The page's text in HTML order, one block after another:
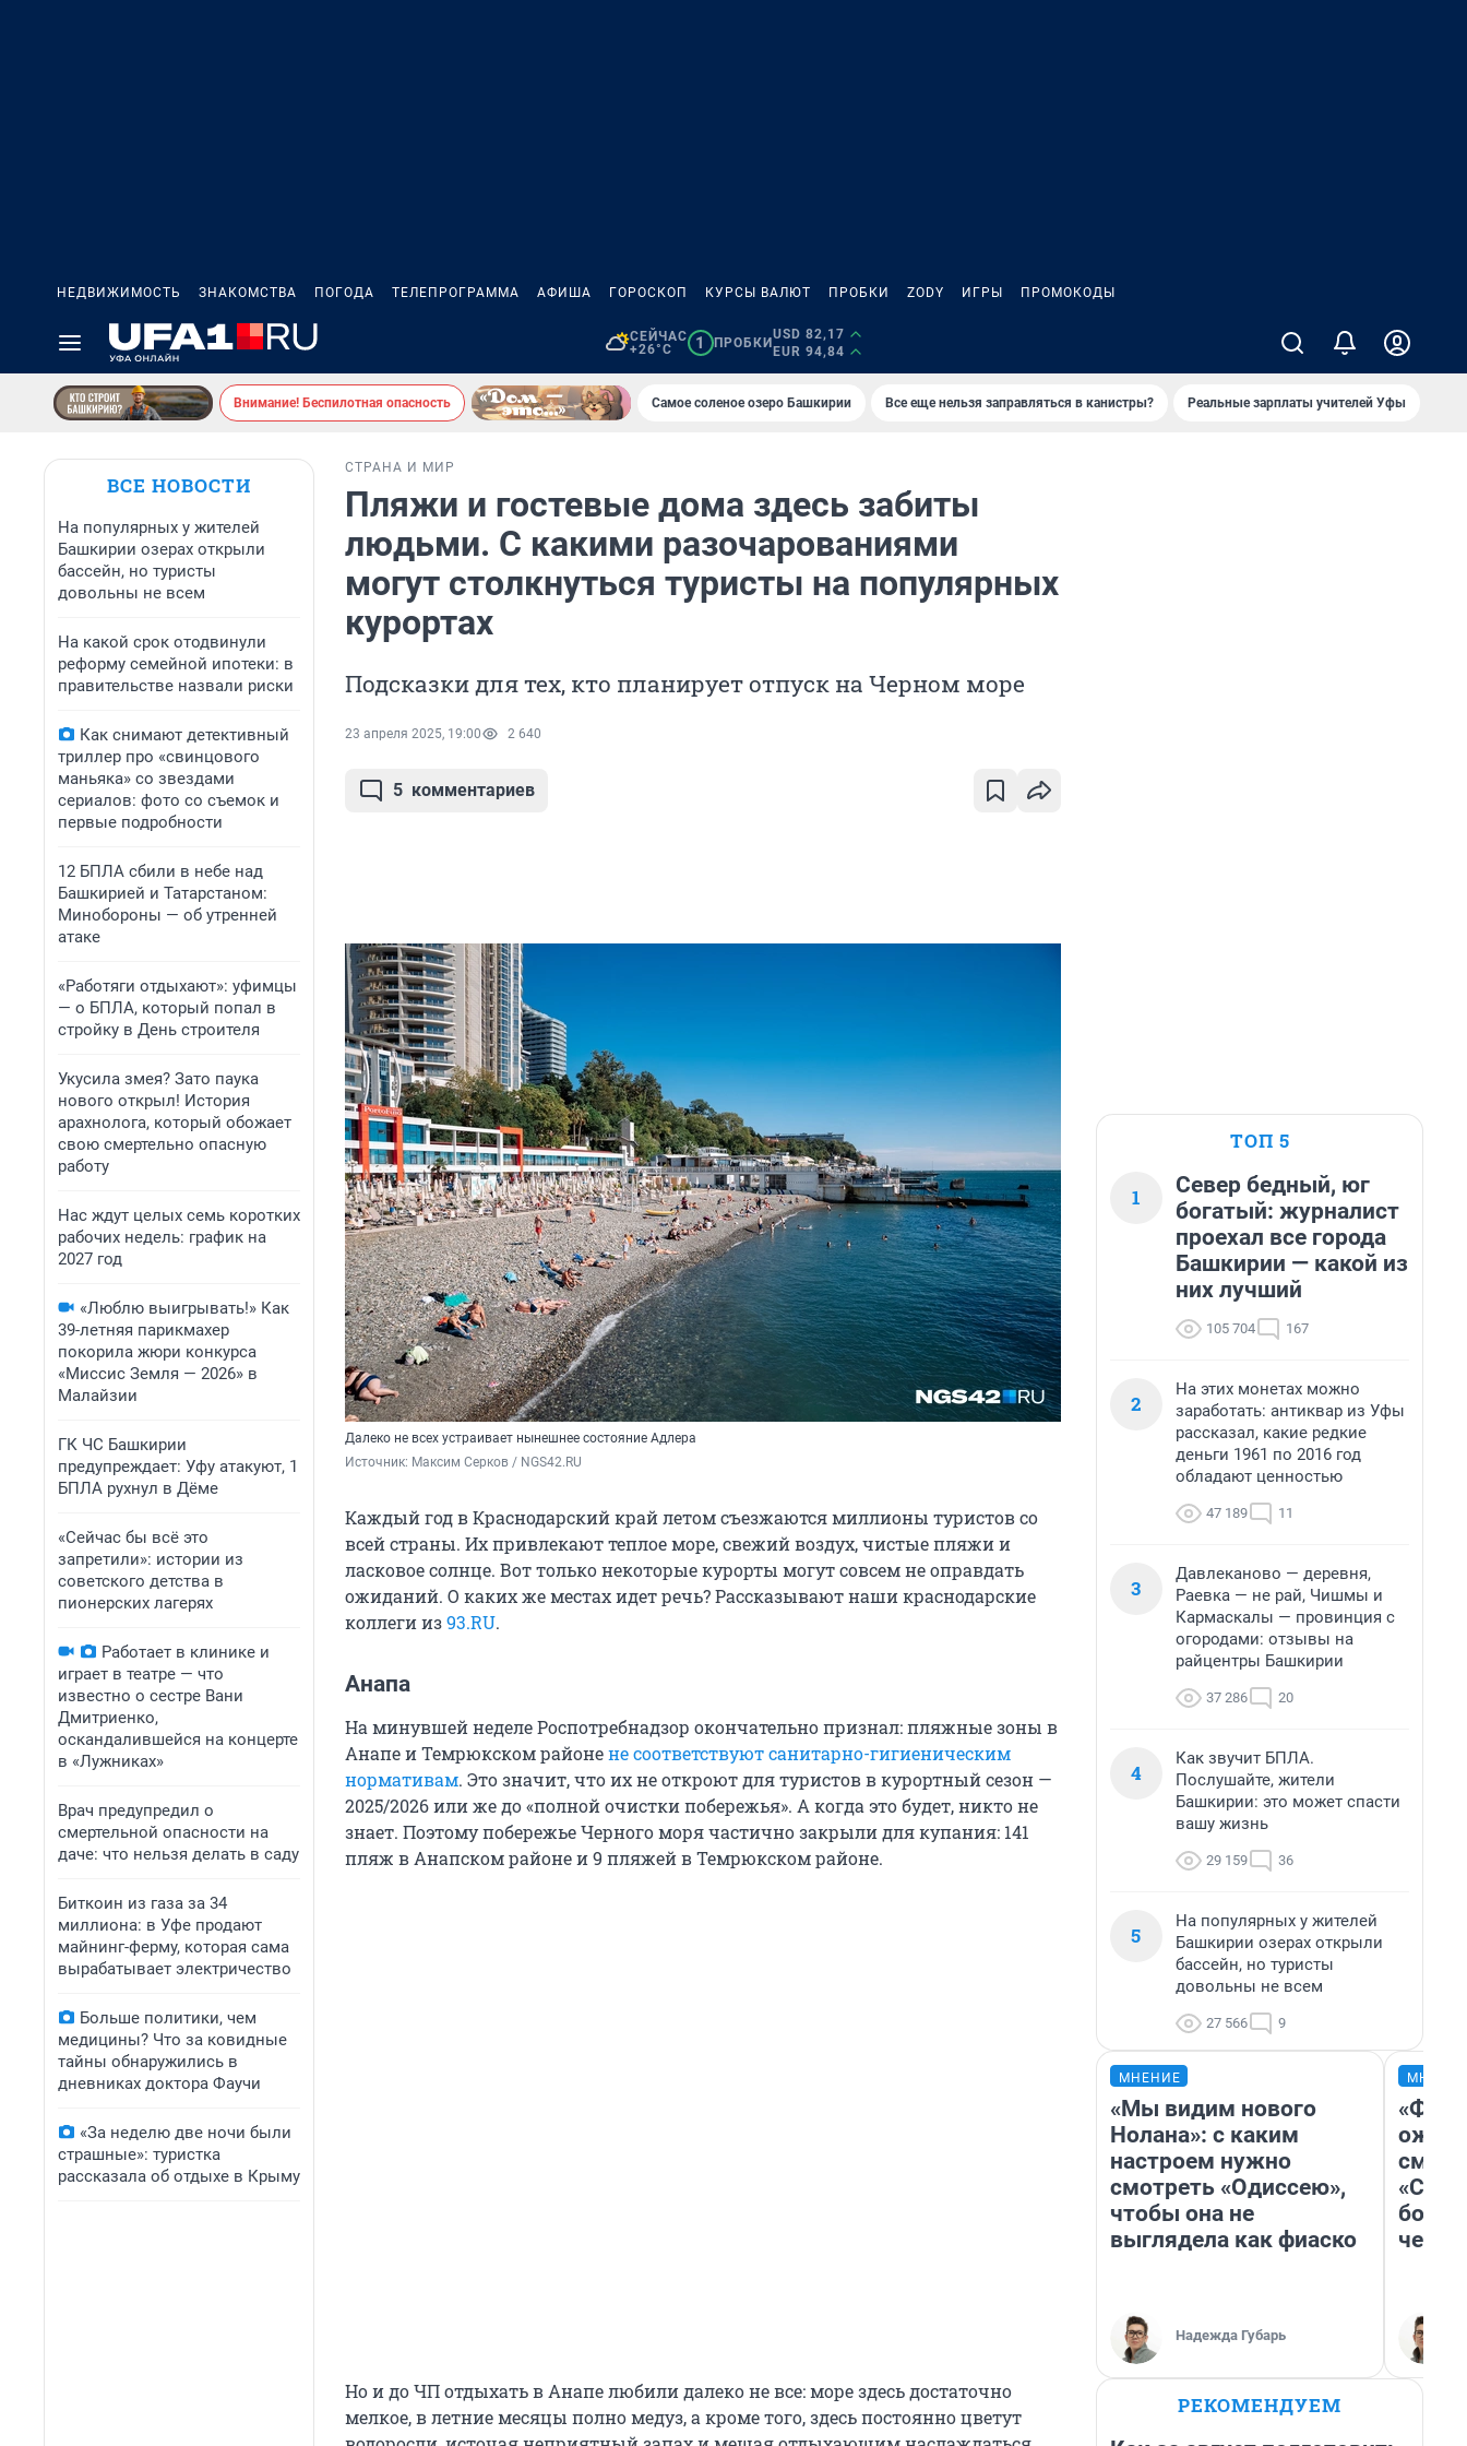
НЕДВИЖИМОСТЬ ЗНАКОМСТВА ПОГОДА ТЕЛЕПРОГРАММА АФИША ГОРОСКОП КУРСЫ ВАЛЮТ ПРОБКИ ZODY ИГРЫ ПРОМОКОДЫ
СЕЙЧАС
+26°C
1 ПРОБКИ
USD 82,17
EUR 94,84
Внимание! Беспилотная опасность Самое соленое озеро Башкирии Все еще нельзя заправляться в канистры? Реальные зарплаты учителей Уфы
ВСЕ НОВОСТИ
На популярных у жителей
Башкирии озерах открыли
бассейн, но туристы
довольны не всем
На какой срок отодвинули
реформу семейной ипотеки: в
правительстве назвали риски
Как снимают детективный
триллер про «свинцового
маньяка» со звездами
сериалов: фото со съемок и
первые подробности
12 БПЛА сбили в небе над
Башкирией и Татарстаном:
Минобороны — об утренней
атаке
«Работяги отдыхают»: уфимцы
— о БПЛА, который попал в
стройку в День строителя
Укусила змея? Зато паука
нового открыл! История
арахнолога, который обожает
свою смертельно опасную
работу
Нас ждут целых семь коротких
рабочих недель: график на
2027 год
«Люблю выигрывать!» Как
39-летняя парикмахер
покорила жюри конкурса
«Миссис Земля — 2026» в
Малайзии
ГК ЧС Башкирии
предупреждает: Уфу атакуют, 1
БПЛА рухнул в Дёме
«Сейчас бы всё это
запретили»: истории из
советского детства в
пионерских лагерях
Работает в клинике и
играет в театре — что
известно о сестре Вани
Дмитриенко,
оскандалившейся на концерте
в «Лужниках»
Врач предупредил о
смертельной опасности на
даче: что нельзя делать в саду
Биткоин из газа за 34
миллиона: в Уфе продают
майнинг-ферму, которая сама
вырабатывает электричество
Больше политики, чем
медицины? Что за ковидные
тайны обнаружились в
дневниках доктора Фаучи
«За неделю две ночи были
страшные»: туристка
рассказала об отдыхе в Крыму
СТРАНА И МИР
Пляжи и гостевые дома здесь забиты
людьми. С какими разочарованиями
могут столкнуться туристы на популярных
курортах
Подсказки для тех, кто планирует отпуск на Черном море
23 апреля 2025, 19:00 2 640
5 комментариев
Далеко не всех устраивает нынешнее состояние Адлера
Источник: Максим Серков / NGS42.RU
Каждый год в Краснодарский край летом съезжаются миллионы туристов со
всей страны. Их привлекают теплое море, свежий воздух, чистые пляжи и
ласковое солнце. Вот только некоторые курорты могут совсем не оправдать
ожиданий. О каких же местах идет речь? Рассказывают наши краснодарские
коллеги из93.RU.
Анапа
На минувшей неделе Роспотребнадзор окончательно признал: пляжные зоны в
Анапе и Темрюкском районене соответствуют санитарно-гигиеническим
нормативам. Это значит, что их не откроют для туристов в курортный сезон —
2025/2026 или же до «полной очистки побережья». А когда это будет, никто не
знает. Поэтому побережье Черного моря частично закрыли для купания: 141
пляж в Анапском районе и 9 пляжей в Темрюкском районе.
Но и до ЧП отдыхать в Анапе любили далеко не все: море здесь достаточно
мелкое, в летние месяцы полно медуз, а кроме того, здесь постоянно цветут
ТОП 5
1
Север бедный, юг
богатый: журналист
проехал все города
Башкирии — какой из
них лучший
105 704 167
2
На этих монетах можно
заработать: антиквар из Уфы
рассказал, какие редкие
деньги 1961 по 2016 год
обладают ценностью
47 189 11
3
Давлеканово — деревня,
Раевка — не рай, Чишмы и
Кармаскалы — провинция с
огородами: отзывы на
райцентры Башкирии
37 286 20
4
Как звучит БПЛА.
Послушайте, жители
Башкирии: это может спасти
вашу жизнь
29 159 36
5
На популярных у жителей
Башкирии озерах открыли
бассейн, но туристы
довольны не всем
27 566 9
МНЕНИЕ
«Мы видим нового
Нолана»: с каким
настроем нужно
смотреть «Одиссею»,
чтобы она не
выглядела как фиаско
Надежда Губарь
РЕКОМЕНДУЕМ